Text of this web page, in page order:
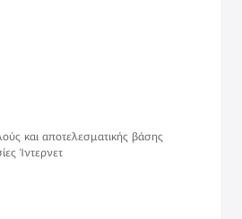
και αποτελεσματικής βάσης
Ίντερνετ